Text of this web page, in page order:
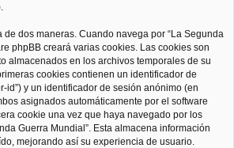
dos maneras. Cuando navega por “La Segunda
phpBB creará varias cookies. Las cookies son
almacenados en los archivos temporales de su
cookies contienen un identificador de
id”) y un identificador de sesión anónimo (en
asignados automáticamente por el software
cookie una vez que haya navegado por los
Guerra Mundial”. Esta almacena información
mejorando así su experiencia de usuario.